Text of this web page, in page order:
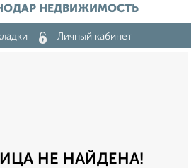
НЕДВИЖИМОСТЬ
Личный кабинет
НЕ НАЙДЕНА!